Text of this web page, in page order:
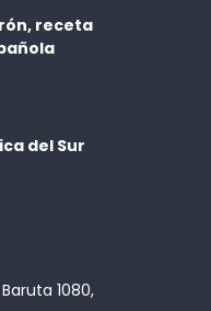
1080,
receta
del Sur